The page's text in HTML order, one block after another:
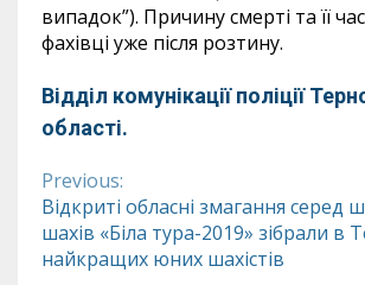
випадок”). Причину смерті та її
фахівці уже після розтину.
Відділ комунікації поліції
області.
Continue
Reading
Previous:
Відкриті обласні змагання серед
шахів «Біла тура-2019» зібрали в
найкращих юних шахістів